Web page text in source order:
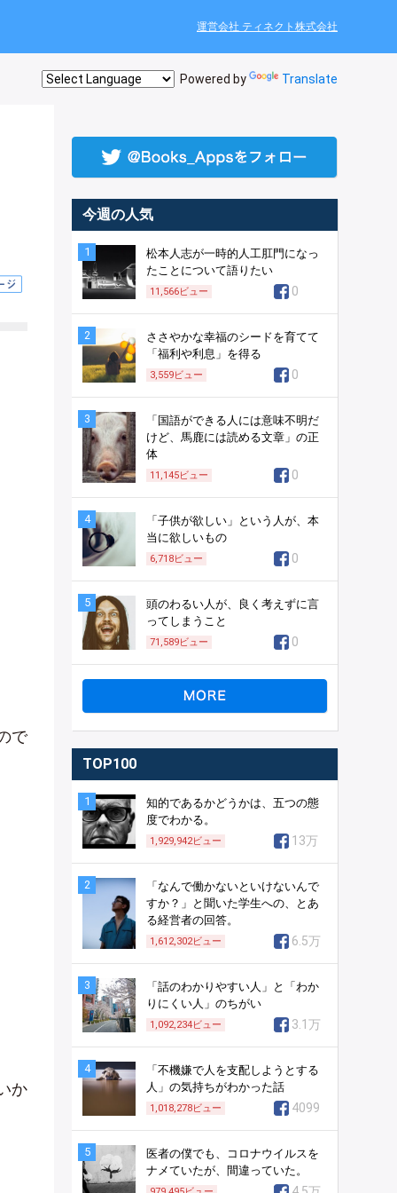
運営会社 ティネクト株式会社
Powered by Translate
で
か
今週の人気
1
松本人志が一時的人工肛門になっ
たことについて語りたい
11,566ビュー 0
2
ささやかな幸福のシードを育てて
「福利や利息」を得る
3,559ビュー 0
3
「国語ができる人には意味不明だ
けど、馬鹿には読める文章」の正
体
11,145ビュー 0
4
「子供が欲しい」という人が、本
当に欲しいもの
6,718ビュー 0
5
頭のわるい人が、良く考えずに言
ってしまうこと
71,589ビュー 0
TOP100
1
知的であるかどうかは、五つの態
度でわかる。
1,929,942ビュー 13万
2
「なんで働かないといけないんで
すか？」と聞いた学生への、とあ
る経営者の回答。
1,612,302ビュー 6.5万
3
「話のわかりやすい人」と「わか
りにくい人」のちがい
1,092,234ビュー 3.1万
4
「不機嫌で人を支配しようとする
人」の気持ちがわかった話
1,018,278ビュー 4099
5
医者の僕でも、コロナウイルスを
ナメていたが、間違っていた。